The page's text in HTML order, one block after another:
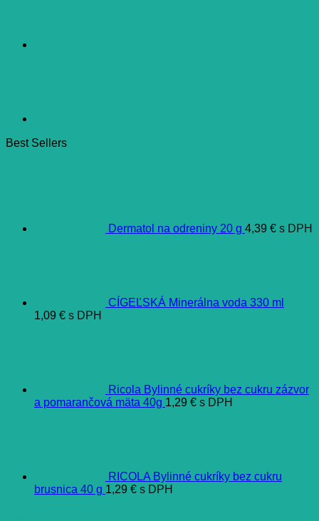
Best Sellers
Dermatol na odreniny 20 g 4,39 € s DPH
CÍGEĽSKÁ Minerálna voda 330 ml
1,09 € s DPH
Ricola Bylinné cukríky bez cukru zázvor
a pomarančová mäta 40g 1,29 € s DPH
RICOLA Bylinné cukríky bez cukru
brusnica 40 g 1,29 € s DPH